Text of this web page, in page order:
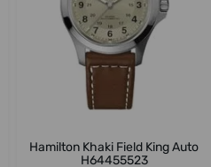
Hamilton Khaki Field King Auto
H64455523